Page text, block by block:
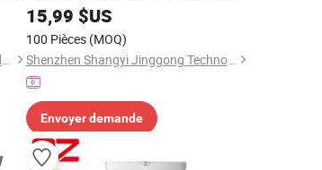
Quanzhou E-Best International Trade Co., Ltd.
Camera pour enfants
15,99 $US
100 Pièces (MOQ)
Shenzhen Shangyi Jinggong Technology Co., Ltd.
Envoyer demande